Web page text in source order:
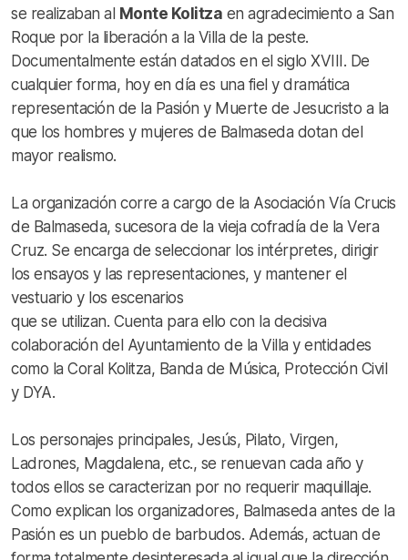
se realizaban al Monte Kolitza en agradecimiento a San
Roque por la liberación a la Villa de la peste.
Documentalmente están datados en el siglo XVIII. De
cualquier forma, hoy en día es una fiel y dramática
representación de la Pasión y Muerte de Jesucristo a la
que los hombres y mujeres de Balmaseda dotan del
mayor realismo.
La organización corre a cargo de la Asociación Vía Crucis
de Balmaseda, sucesora de la vieja cofradía de la Vera
Cruz. Se encarga de seleccionar los intérpretes, dirigir
los ensayos y las representaciones, y mantener el
vestuario y los escenarios
que se utilizan. Cuenta para ello con la decisiva
colaboración del Ayuntamiento de la Villa y entidades
como la Coral Kolitza, Banda de Música, Protección Civil
y DYA.
Los personajes principales, Jesús, Pilato, Virgen,
Ladrones, Magdalena, etc., se renuevan cada año y
todos ellos se caracterizan por no requerir maquillaje.
Como explican los organizadores, Balmaseda antes de la
Pasión es un pueblo de barbudos. Además, actuan de